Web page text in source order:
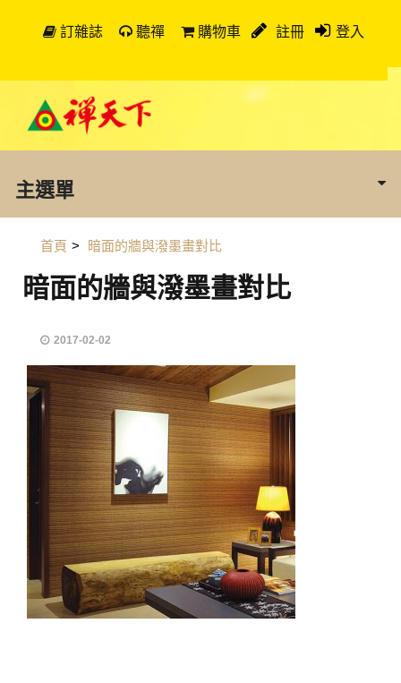
訂雜誌 聽禪 購物車 註冊 登入
主選單
首頁 > 暗面的牆與潑墨畫對比
暗面的牆與潑墨畫對比
2017-02-02